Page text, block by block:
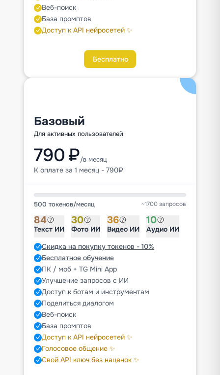
Веб-поиск
База промптов
Доступ к API нейросетей ✨
Бесплатно
Базовый
Для активных пользователей
790 ₽/в месяц
К оплате за 1 месяц - 790₽
500 токенов/месяц ~1700 запросов
84
Текст ИИ
30
Фото ИИ
36
Видео ИИ
10
Аудио ИИ
Скидка на покупку токенов - 10%
Бесплатное обучение
ПК / моб + TG Mini App
Улучшение запросов с ИИ
Доступ к ботам и инструментам
Поделиться диалогом
Веб-поиск
База промптов
Доступ к API нейросетей ✨
Голосовое общение ✨
Свой API ключ без наценок ✨